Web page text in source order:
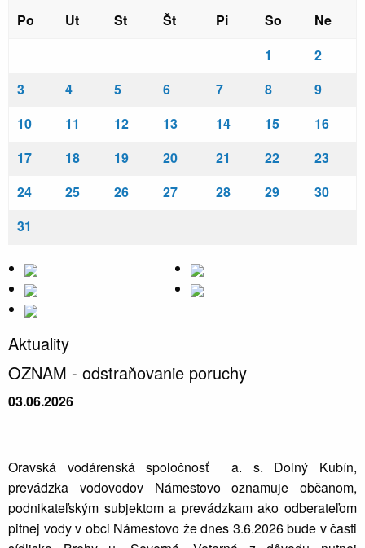
Po
Ut St Št Pi So
Ne
1
2
3
4 5 6 7 8
9
10
11 12 13 14 15
16
17
18 19 20 21 22
23
24
25 26 27 28 29
30
31
Aktuality
OZNAM - odstraňovanie poruchy
03.06.2026
Oravská vodárenská spoločnosť a. s. Dolný Kubín,
prevádzka vodovodov Námestovo oznamuje občanom,
podnikateľským subjektom a prevádzkam ako odberateľom
pitnej vody v obci Námestovo že dnes 3.6.2026 bude v časti